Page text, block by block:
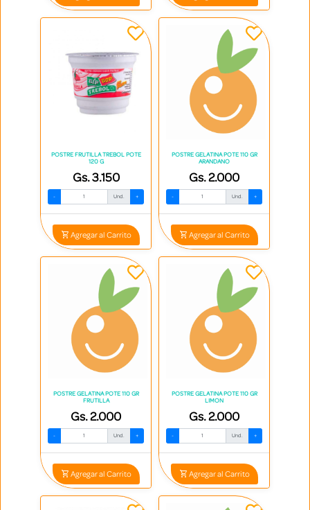
POSTRE FRUTILLA TREBOL POTE
120 G
Gs. 3.150
- Und. +
Agregar al Carrito
POSTRE GELATINA POTE 110 GR
ARANDANO
Gs. 2.000
- Und. +
Agregar al Carrito
POSTRE GELATINA POTE 110 GR
FRUTILLA
Gs. 2.000
- Und. +
Agregar al Carrito
POSTRE GELATINA POTE 110 GR
LIMON
Gs. 2.000
- Und. +
Agregar al Carrito